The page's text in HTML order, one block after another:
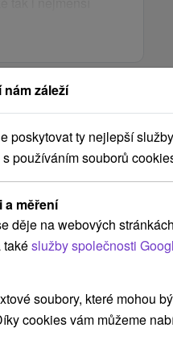
zóně najdou
saunu.
různé druhy masáží
60 let
SKI Veverica
her na recepci
EUPHORIA v
10.00 hod.
restauraci.
teplých a studených
a nápojů, obědy jsou
až 5 jídel včetně
v denním baru a
záleží
poskytovat ty nejlepší
používáním souborů
a měření
děje na webových
takéslužby společnosti
soubory, které mohou
cookies vám můžeme